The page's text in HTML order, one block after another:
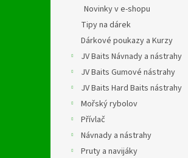
Novinky v e-shopu
Tipy na dárek
Dárkové poukazy a Kurzy
JV Baits Návnady a nástrahy
JV Baits Gumové nástrahy
JV Baits Hard Baits nástrahy
Mořský rybolov
Přívlač
Návnady a nástrahy
Pruty a navijáky